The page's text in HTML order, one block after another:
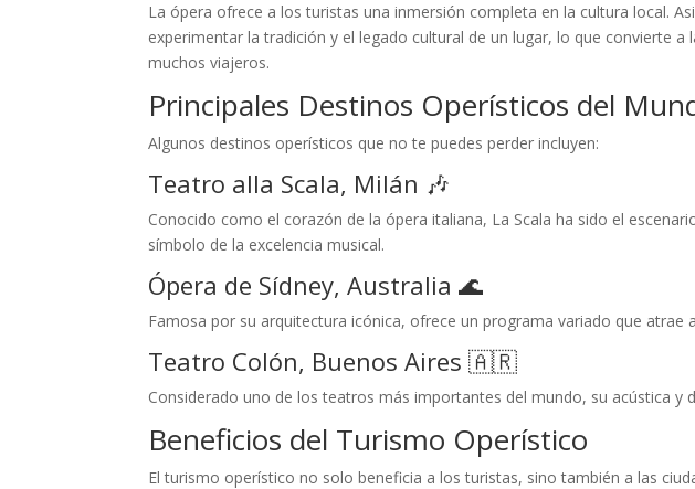
La ópera ofrece a los turistas una inmersión completa en la cultura local.
experimentar la tradición y el legado cultural de un lugar, lo que convierte
muchos viajeros.
Principales Destinos Operísticos del
Algunos destinos operísticos que no te puedes perder incluyen:
Teatro alla Scala, Milán 🎶
Conocido como el corazón de la ópera italiana, La Scala ha sido el
símbolo de la excelencia musical.
Ópera de Sídney, Australia 🌊
Famosa por su arquitectura icónica, ofrece un programa variado que atrae
Teatro Colón, Buenos Aires 🇦🇷
Considerado uno de los teatros más importantes del mundo, su acústica y
Beneficios del Turismo Operístico
El turismo operístico no solo beneficia a los turistas, sino también a las